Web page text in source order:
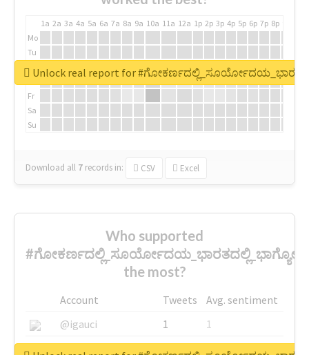
1a 2a 3a 4a 5a 6a 7a 8a 9a 10a 11a 12a 1p 2p 3p 4p 5p 6p 7p 8p
Mo
Tu
We
Fr
Sa
Su
Download all 7 records in: CSV Excel
Unlock real report for
Who supported
the most?
Account Tweets
Avg. sentiment
@igauci
1
1
@greyhairworks
1 1